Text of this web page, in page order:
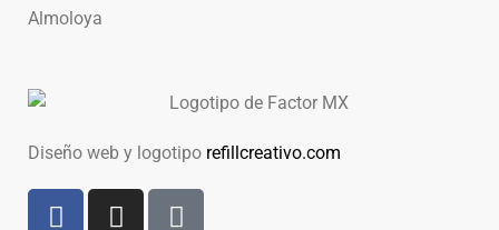
Diseño web y logotipo refillcreativo.com